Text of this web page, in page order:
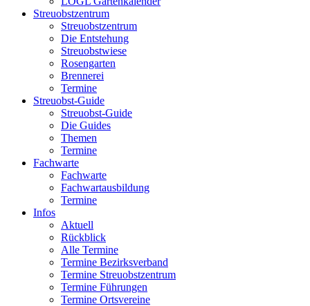
Streuobstzentrum
Streuobstzentrum
Die Entstehung
Streuobstwiese
Rosengarten
Brennerei
Termine
Streuobst-Guide
Streuobst-Guide
Die Guides
Themen
Termine
Fachwarte
Fachwarte
Fachwartausbildung
Termine
Infos
Aktuell
Rückblick
Alle Termine
Termine Bezirksverband
Termine Streuobstzentrum
Termine Führungen
Termine Ortsvereine